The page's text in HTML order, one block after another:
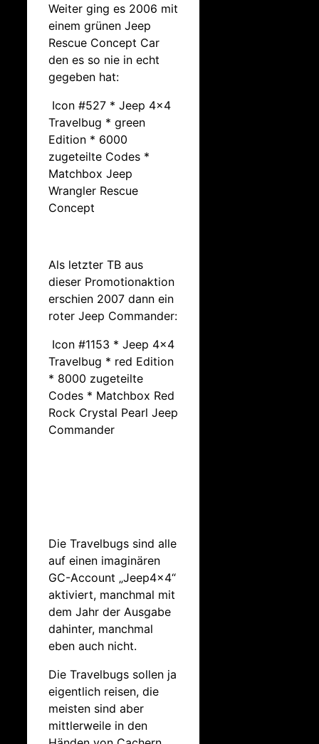
Weiter ging es 2006 mit
einem grünen Jeep
Rescue Concept Car
den es so nie in echt
gegeben hat:
Icon #527 * Jeep 4×4
Travelbug * green
Edition * 6000
zugeteilte Codes *
Matchbox Jeep
Wrangler Rescue
Concept
Als letzter TB aus
dieser Promotionaktion
erschien 2007 dann ein
roter Jeep Commander:
Icon #1153 * Jeep 4×4
Travelbug * red Edition
* 8000 zugeteilte
Codes * Matchbox Red
Rock Crystal Pearl Jeep
Commander
Die Travelbugs sind alle
auf einen imaginären
GC-Account „Jeep4x4“
aktiviert, manchmal mit
dem Jahr der Ausgabe
dahinter, manchmal
eben auch nicht.
Die Travelbugs sollen ja
eigentlich reisen, die
meisten sind aber
mittlerweile in den